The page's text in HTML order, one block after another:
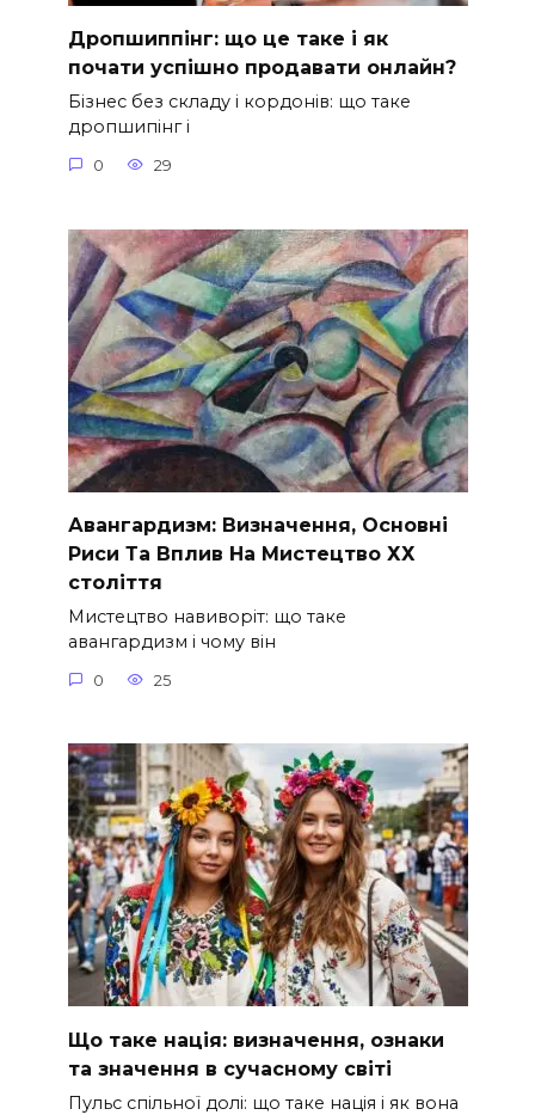
Дропшиппінг: що це таке і як
почати успішно продавати онлайн?
Бізнес без складу і кордонів: що таке
дропшипінг і
0 29
Авангардизм: Визначення, Основні
Риси Та Вплив На Мистецтво ХХ
століття
Мистецтво навиворіт: що таке
авангардизм і чому він
0 25
Що таке нація: визначення, ознаки
та значення в сучасному світі
Пульс спільної долі: що таке нація і як вона